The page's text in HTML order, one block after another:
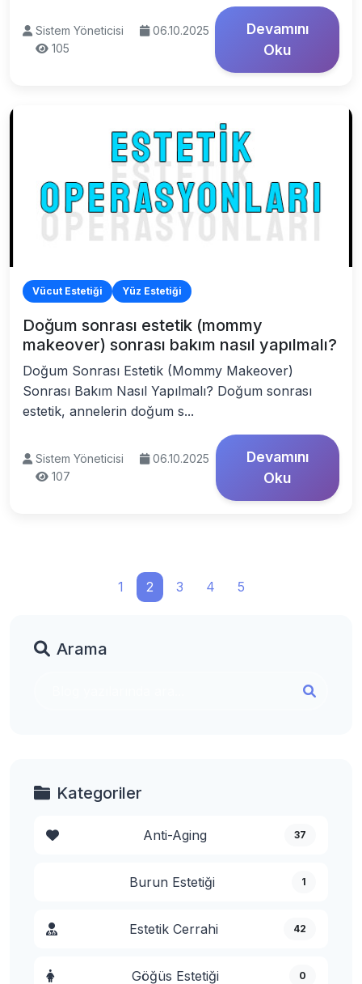
Sistem Yöneticisi
06.10.2025
105
Devamını
Oku
Vücut Estetiği Yüz Estetiği
Doğum sonrası estetik (mommy
makeover) sonrası bakım nasıl yapılmalı?
Doğum Sonrası Estetik (Mommy Makeover)
Sonrası Bakım Nasıl Yapılmalı? Doğum sonrası
estetik, annelerin doğum s...
Sistem Yöneticisi
06.10.2025
107
Devamını
Oku
1 2 3 4 5
Arama
Kategoriler
Anti-Aging 37
Burun Estetiği 1
Estetik Cerrahi 42
Göğüs Estetiği 0